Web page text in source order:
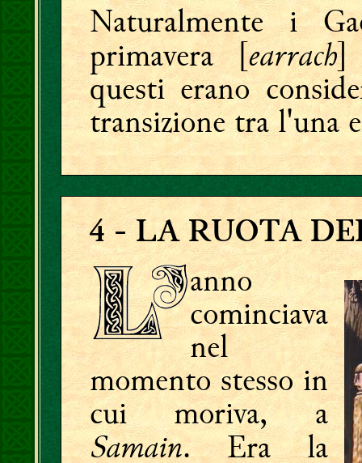
Naturalmente i
primavera [earrach]
questi erano
transizione tra l'una
4- LA RUOTA
anno
cominciava
nel
momento stesso in
cui moriva, a
Samain. Era la